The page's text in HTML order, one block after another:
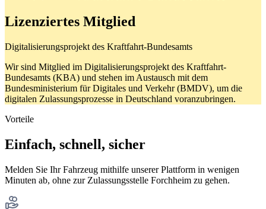
Lizenziertes Mitglied
Digitalisierungsprojekt des Kraftfahrt-Bundesamts
Wir sind Mitglied im Digitalisierungsprojekt des Kraftfahrt-
Bundesamts (KBA) und stehen im Austausch mit dem
Bundesministerium für Digitales und Verkehr (BMDV), um die
digitalen Zulassungsprozesse in Deutschland voranzubringen.
Vorteile
Einfach, schnell, sicher
Melden Sie Ihr Fahrzeug mithilfe unserer Plattform in wenigen
Minuten ab, ohne zur Zulassungsstelle Forchheim zu gehen.